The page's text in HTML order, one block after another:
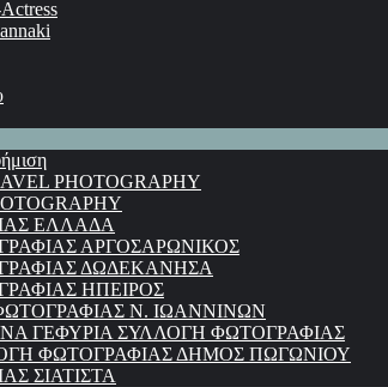
PHOTOGRAPHY
ΕΛΛΑΔΑ
ΑΡΓΟΣΑΡΩΝΙΚΟΣ
ΔΩΔΕΚΑΝΗΣΑ
ΗΠΕΙΡΟΣ
Ν. ΙΩΑΝΝΙΝΩΝ
ΓΕΦΥΡΙΑ ΣΥΛΛΟΓΗ ΦΩΤΟΓΡΑΦΙΑΣ
ΦΩΤΟΓΡΑΦΙΑΣ ΔΗΜΟΣ ΠΩΓΩΝΙΟΥ
ΣΙΑΤΙΣΤΑ